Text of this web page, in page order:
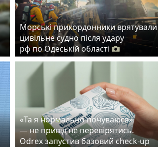
Морські прикордонники врятували
цивільне судно після удару
рф по Одеській області
«Та я нормально почуваюся»
— не привід не перевірятись.
Odrex запустив базовий check-up